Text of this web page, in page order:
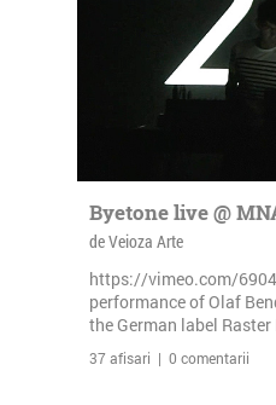
Byetone live @
de Veioza Arte
https://vimeo.com/
performance of Olaf
the German label
37 afisari | 0 comentarii